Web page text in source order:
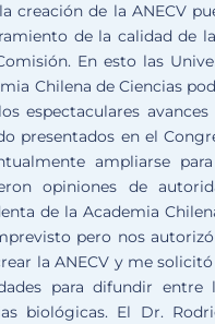
creación de la ANECV
de la calidad de
En esto las
Chilena de Ciencias
espectaculares
presentados en el
ampliarse
opiniones de
de la Academia
pero nos
la ANECV y me
para difundir
biológicas. El Dr.